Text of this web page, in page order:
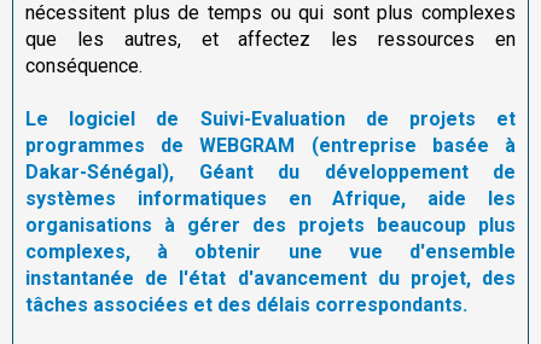
nécessitent plus de temps ou qui sont plus complexes
que les autres, et affectez les ressources en
conséquence.
Le logiciel de Suivi-Evaluation de projets et
programmes de WEBGRAM (entreprise basée à
Dakar-Sénégal), Géant du développement de
systèmes informatiques en Afrique, aide les
organisations à gérer des projets beaucoup plus
complexes, à obtenir une vue d'ensemble
instantanée de l'état d'avancement du projet, des
tâches associées et des délais correspondants.